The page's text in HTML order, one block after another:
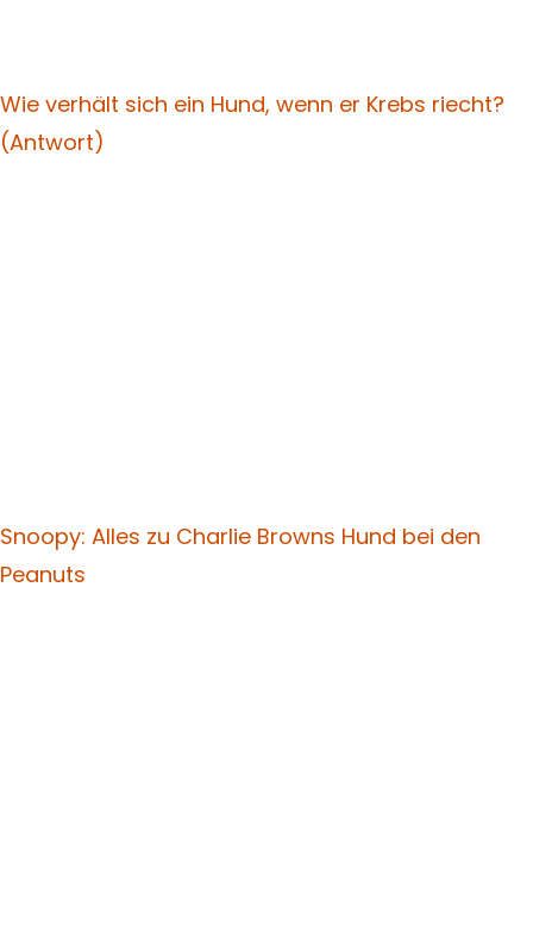
Wie verhält sich ein Hund, wenn er Krebs riecht?
(Antwort)
Snoopy: Alles zu Charlie Browns Hund bei den
Peanuts